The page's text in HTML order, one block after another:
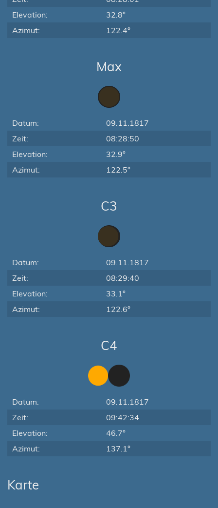
Elevation:
32.8°
Azimut:
122.4°
Max
Datum:
09.11.1817
Zeit:
08:28:50
Elevation:
32.9°
Azimut:
122.5°
C3
Datum:
09.11.1817
Zeit:
08:29:40
Elevation:
33.1°
Azimut:
122.6°
C4
Datum:
09.11.1817
Zeit:
09:42:34
Elevation:
46.7°
Azimut:
137.1°
Karte